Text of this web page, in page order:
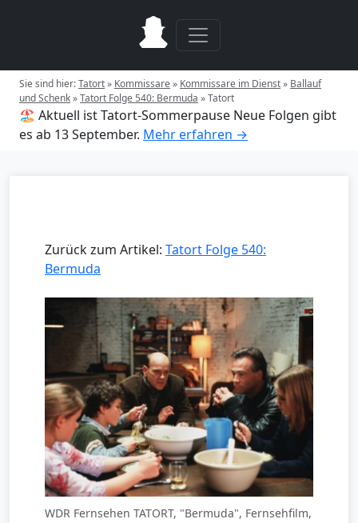
Sie sind hier:Tatort» Kommissare» Kommissare im Dienst» Ballauf
und Schenk»Tatort Folge 540: Bermuda »Tatort
🏖️ Aktuell ist Tatort-Sommerpause Neue Folgen gibt
es ab 13 September. Mehr erfahren →
Zurück zum Artikel: Tatort Folge 540:
Bermuda
WDR Fernsehen TATORT, "Bermuda", Fernsehfilm,